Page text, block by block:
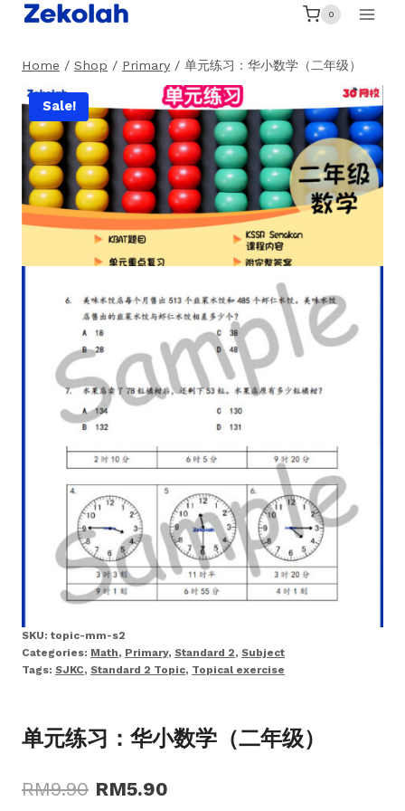
Skip
content
0
Home / Shop / Primary / 单元练习：华小数学（二年级）
Sale!
SKU: topic-mm-s2
Categories: Math, Primary, Standard 2, Subject
Tags: SJKC, Standard 2 Topic, Topical exercise
单元练习：华小数学（二年级）
RM9.90 Original
RM5.90